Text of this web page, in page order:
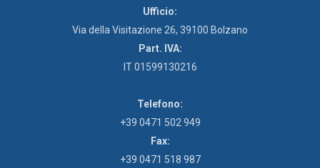
Ufficio:
Via della Visitazione 26, 39100 Bolzano
Part. IVA:
IT 01599130216
Telefono:
+39 0471 502 949
Fax:
+39 0471 518 987